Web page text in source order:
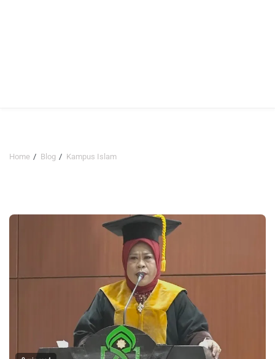
Home Blog Kampus Islam